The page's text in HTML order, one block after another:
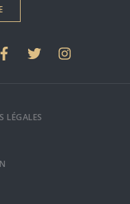
sociaux
FacebookTwitterInstagram
LÉGALES